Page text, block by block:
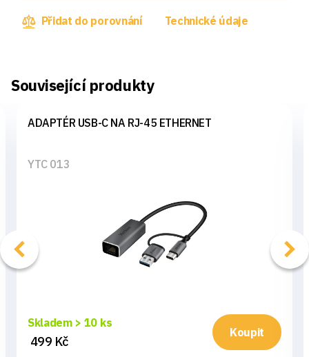
Přidat do porovnání Technické údaje
Související produkty
ADAPTÉR USB-C NA RJ-45 ETHERNET
YTC 013
Skladem > 10 ks
499 Kč
Koupit